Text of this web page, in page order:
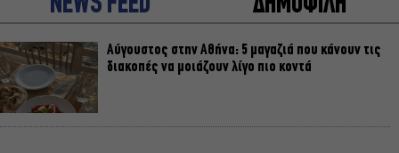
Αύγουστος στην Αθήνα: 5 μαγαζιά που κάνουν τις
διακοπές να μοιάζουν λίγο πιο κοντά